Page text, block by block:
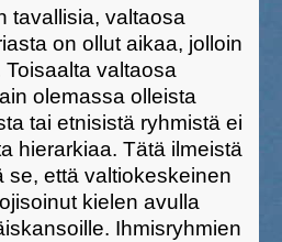
tavallisia, valtaosa
on ollut aikaa, jolloin
valtaosa
olemassa olleista
tai etnisistä ryhmistä ei
hierarkiaa. Tätä ilmeistä
se, että valtiokeskeinen
kielen avulla
Ihmisryhmien